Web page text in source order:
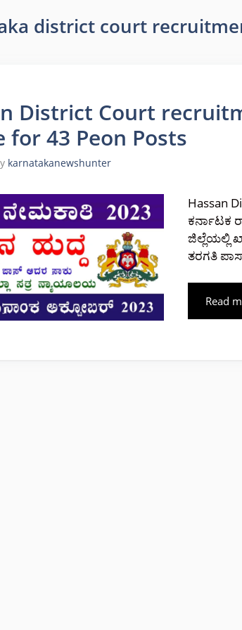
district court
District Court
for 43 Peon Posts
karnatakanewshunter
Hassan
ಕರ್ನಾಟಕ
ಜಿಲ್ಲೆಯಲ್ಲಿ
ತರಗತಿ
Read